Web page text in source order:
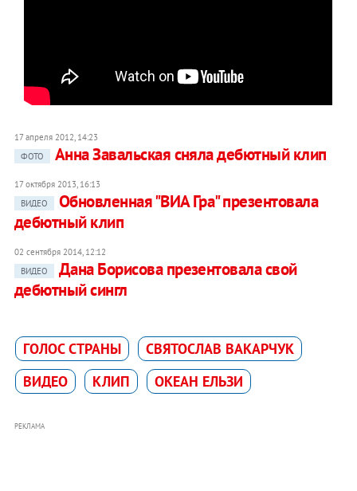
17 апреля 2012, 14:23
ФОТО
Анна Завальская сняла дебютный клип
17 октября 2013, 16:13
ВИДЕО
Обновленная "ВИА Гра" презентовала
дебютный клип
02 сентября 2014, 12:12
ВИДЕО
Дана Борисова презентовала свой
дебютный сингл
ГОЛОС СТРАНЫ
СВЯТОСЛАВ ВАКАРЧУК
ВИДЕО
КЛИП ОКЕАН ЕЛЬЗИ
РЕКЛАМА